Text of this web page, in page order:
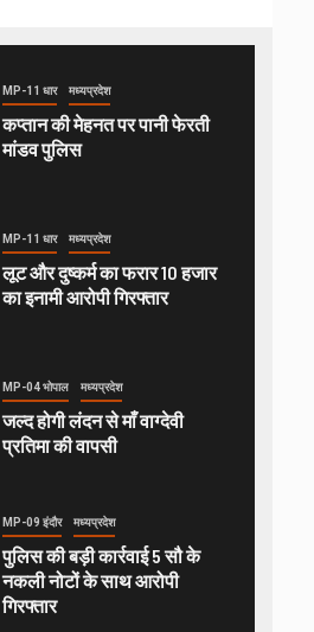
MP-11 धार मध्यप्रदेश
कप्तान की मेहनत पर पानी फेरती
मांडव पुलिस
MP-11 धार मध्यप्रदेश
लूट और दुष्कर्म का फरार 10 हजार
का इनामी आरोपी गिरफ्तार
MP-04 भोपाल मध्यप्रदेश
जल्द होगी लंदन से माँ वाग्देवी
प्रतिमा की वापसी
MP-09 इंदौर मध्यप्रदेश
पुलिस की बड़ी कार्रवाई 5 सौ के
नकली नोटों के साथ आरोपी
गिरफ्तार